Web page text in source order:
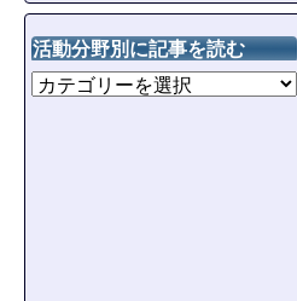
活動分野別に記事を読む